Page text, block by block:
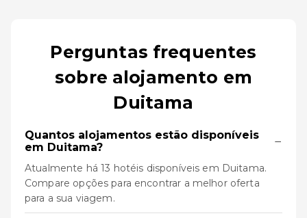
Perguntas frequentes
sobre alojamento em
Duitama
Quantos alojamentos estão disponíveis
em Duitama?
−
Atualmente há 13 hotéis disponíveis em Duitama.
Compare opções para encontrar a melhor oferta
para a sua viagem.